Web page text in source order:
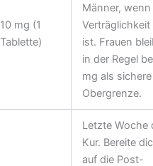
10 mg (1
Tablette)
Männer, wenn
Verträglichkeit
ist. Frauen
in der Regel
mg als sichere
Obergrenze.
Letzte Woche
Kur. Bereite
auf die Post-